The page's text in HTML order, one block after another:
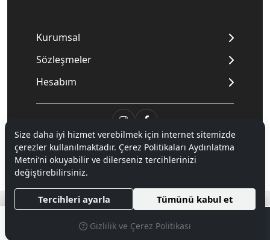
Kurumsal
Sözleşmeler
Hesabım
© 2020Mnpc. Tüm hakları saklıdır.
Hipotenüs Yeni Nesil E-Ticaret Sistemleri ile Hazırlanmıştır.
Size daha iyi hizmet verebilmek için internet sitemizde
çerezler kullanılmaktadır. Çerez Politikaları Aydınlatma
Metni’ni okuyabilir ve dilerseniz tercihlerinizi
değiştirebilirsiniz.
Tercihleri ayarla Tümünü kabul et
Gizlilik ve Çerez Politikası